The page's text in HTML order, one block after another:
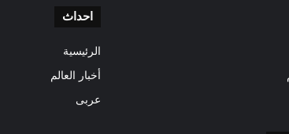
احداث
الرئيسية
أخبار العالم
عربى